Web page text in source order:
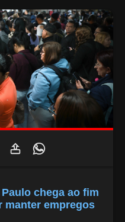
chega ao fim
manter empregos